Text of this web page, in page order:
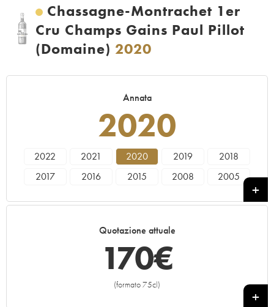
Chassagne-Montrachet 1er
Cru Champs Gains Paul Pillot
(Domaine) 2020
Annata
2020
2022 2021 2020 2019
2018
2017
2016 2015 2008
2005
Quotazione attuale
170€
(formato 75cl)
+